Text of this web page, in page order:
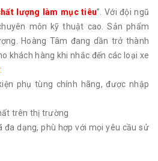
lượng làm mục tiêu”. Với đội ngũ
môn kỹ thuật cao. Sản phẩm
Hoàng Tâm đang dần trở thành
khách hàng khi nhắc đến các loại xe
:
phụ tùng chính hãng, được nhập
trên thị trường
đa dạng, phù hợp với mọi yêu cầu sử